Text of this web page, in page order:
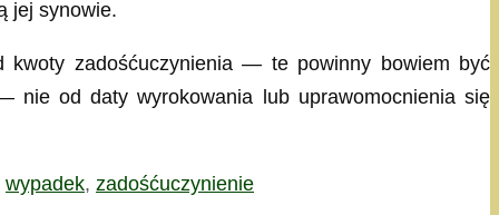
jej synowie.
kwoty zadośćuczynienia — te powinny bowiem być
nie od daty wyrokowania lub uprawomocnienia się
wypadek, zadośćuczynienie